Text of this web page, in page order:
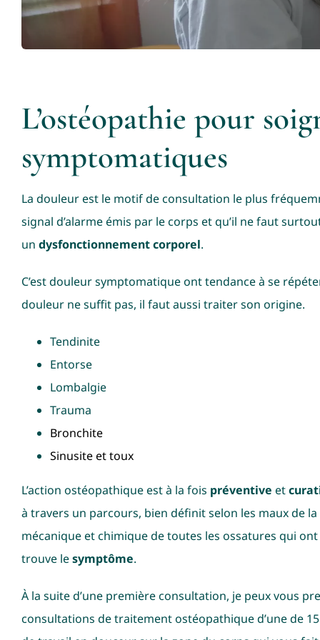
L’ostéopathie pour
symptomatiques
La douleur est le motif de consultation le plus
signal d’alarme émis par le corps et qu’il ne faut
un dysfonctionnement corporel.
C’est douleur symptomatique ont tendance à se
douleur ne suffit pas, il faut aussi traiter son origine.
Tendinite
Entorse
Lombalgie
Trauma
Bronchite
Sinusite et toux
L’action ostéopathique est à la fois préventive et
à travers un parcours, bien définit selon les maux de
mécanique et chimique de toutes les ossatures qui
trouve lesymptôme.
À la suite d’une première consultation, je peux vous
consultations de traitement ostéopathique d’une de